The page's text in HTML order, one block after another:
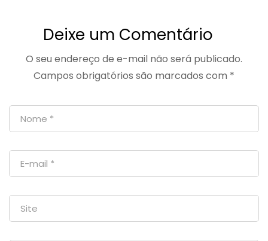
Revolucionando o
Tratamento da
Psoríase
modo de uso e
informações
essenciais
Deixe um Comentário
O seu endereço de e-mail não será publicado.
Campos obrigatórios são marcados com *